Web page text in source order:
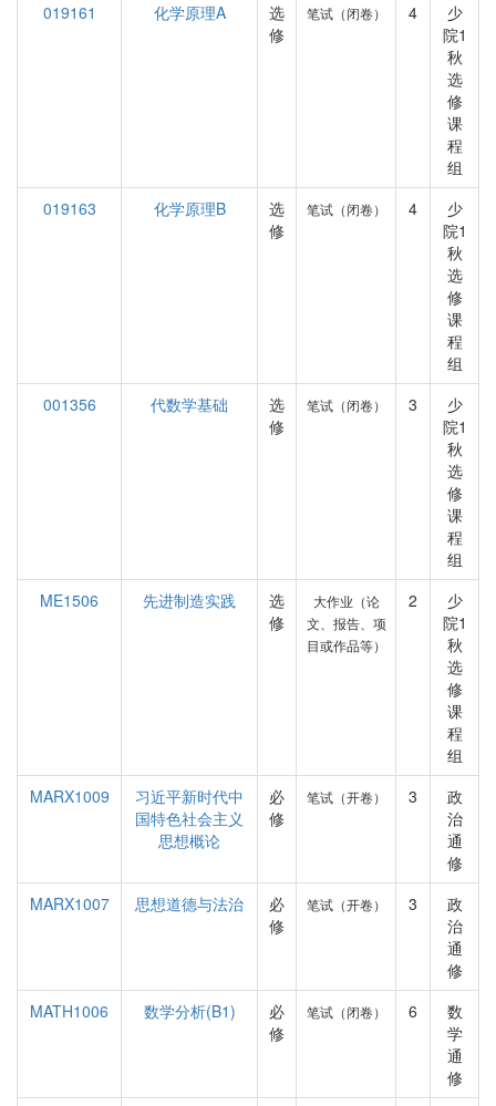
019161
化学原理A
选
修
笔试（闭卷） 4
少
院1
秋
选
修
课
程
组
019163
化学原理B
选
修
笔试（闭卷） 4
少
院1
秋
选
修
课
程
组
001356
代数学基础
选
修
笔试（闭卷） 3
少
院1
秋
选
修
课
程
组
ME1506
先进制造实践
选
修
大作业（论
文、报告、项
目或作品等）
2
少
院1
秋
选
修
课
程
组
MARX1009
习近平新时代中
国特色社会主义
思想概论
必
修
笔试（开卷） 3
政
治
通
修
MARX1007
思想道德与法治
必
修
笔试（开卷） 3
政
治
通
修
MATH1006
数学分析(B1)
必
修
笔试（闭卷） 6
数
学
通
修